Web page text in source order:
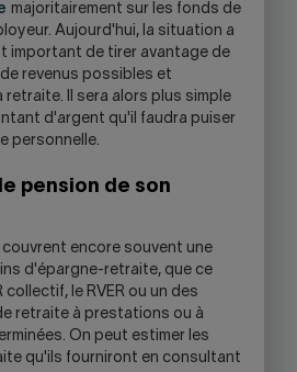
majoritairement sur les fonds de
Aujourd'hui, la situation a
important de tirer avantage de
revenus possibles et
Il sera alors plus simple
d'argent qu'il faudra puiser
personnelle.
pension de son
couvrent encore souvent une
d'épargne-retraite, que ce
collectif, le RVER ou un des
retraite à prestations ou à
On peut estimer les
qu'ils fourniront en consultant